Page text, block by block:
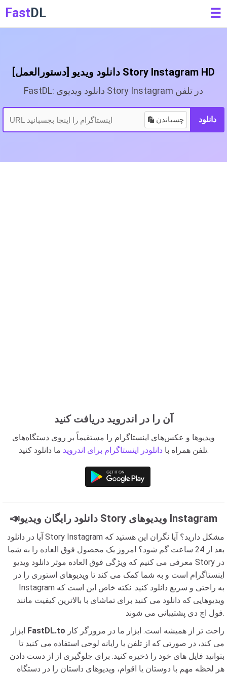
Fast DL ☰
[دستورالعمل] دانلود ویدیو Story Instagram HD
FastDL: دانلود ویدیوی Story Instagram در تلفن
چسباندن دانلود
آن را در اندروید دریافت کنید
ویدیوها و عکس‌های اینستاگرام را مستقیماً بر روی دستگاه‌های
تلفن همراه بادانلودر اینستاگرام برای اندروید ما دانلود کنید.
📣دانلود رایگان ویدیو Story ویدیوهای Instagram
آیا در دانلود Story Instagram مشکل دارید؟ آیا نگران این هستید که
بعد از 24 ساعت گم شود؟ امروز یک محصول فوق العاده را به شما
معرفی می کنیم که ویژگی فوق العاده موثر دانلود ویدیو Story در
اینستاگرام است و به شما کمک می کند تا ویدیوهای استوری را در
Instagram به راحتی و سریع دانلود کنید. نکته خاص این است که
ویدیوهایی که دانلود می کنید برای تماشای با بالاترین کیفیت مانند
فول اچ دی پشتیبانی می شوند.
FastDL.to
می کند، در صورتی که از تلفن یا رایانه لوحی استفاده می کنید تا
بتوانید فایل های خود را ذخیره کنید. برای جلوگیری از از دست دادن
هر لحظه مهم با دوستان یا اقوام، ویدیوهای داستان را در دستگاه